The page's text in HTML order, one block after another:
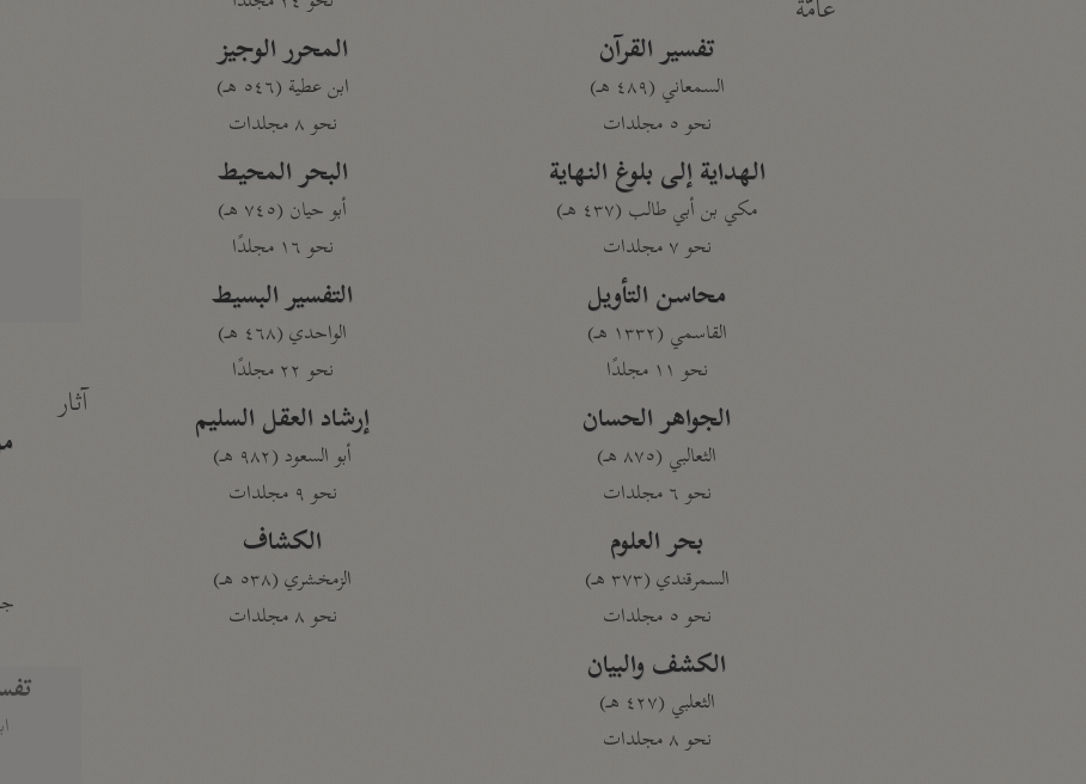
عامّة
تفسير القرآن
السمعاني (٤٨٩ هـ)
نحو ٥ مجلدات
الهداية إلى بلوغ النهاية
مكي بن أبي طالب (٤٣٧ هـ)
نحو ٧ مجلدات
محاسن التأويل
القاسمي (١٣٣٢ هـ)
نحو ١١ مجلدًا
الجواهر الحسان
الثعالبي (٨٧٥ هـ)
نحو ٦ مجلدات
بحر العلوم
السمرقندي (٣٧٣ هـ)
نحو ٥ مجلدات
الكشف والبيان
الثعلبي (٤٢٧ هـ)
نحو ٨ مجلدات
المحرر الوجيز
ابن عطية (٥٤٦ هـ)
نحو ٨ مجلدات
البحر المحيط
أبو حيان (٧٤٥ هـ)
نحو ١٦ مجلدًا
التفسير البسيط
الواحدي (٤٦٨ هـ)
نحو ٢٢ مجلدًا
إرشاد العقل السليم
أبو السعود (٩٨٢ هـ)
نحو ٩ مجلدات
الكشاف
الزمخشري (٥٣٨ هـ)
نحو ٨ مجلدات
آثار